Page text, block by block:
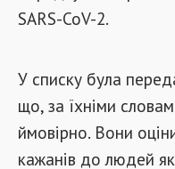
SARS-CoV-2.
У списку була
що, за їхніми
ймовірно. Вони
кажанів до людей